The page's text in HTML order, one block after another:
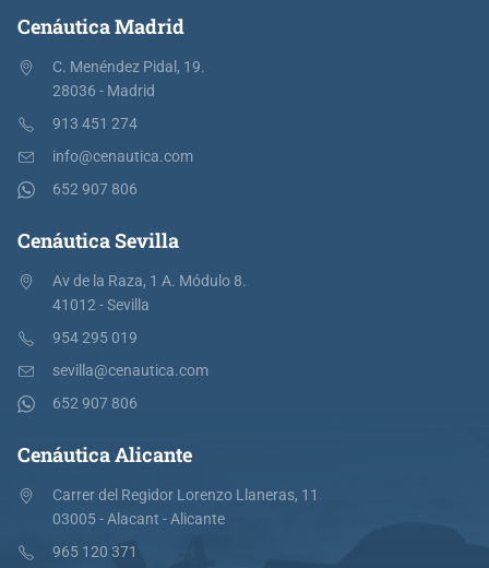
Cenáutica Madrid
C. Menéndez Pidal, 19.
28036 - Madrid
913 451 274
info@cenautica.com
652 907 806
Cenáutica Sevilla
Av de la Raza, 1 A. Módulo 8.
41012 - Sevilla
954 295 019
sevilla@cenautica.com
652 907 806
Cenáutica Alicante
Carrer del Regidor Lorenzo Llaneras, 11
03005 - Alacant - Alicante
965 120 371